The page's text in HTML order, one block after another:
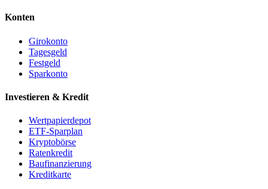
Konten
Girokonto
Tagesgeld
Festgeld
Sparkonto
Investieren & Kredit
Wertpapierdepot
ETF-Sparplan
Kryptobörse
Ratenkredit
Baufinanzierung
Kreditkarte